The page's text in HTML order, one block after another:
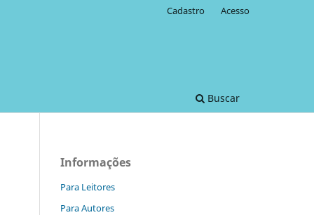
Buscar
Cadastro Acesso
Informações
Para Leitores
Para Autores